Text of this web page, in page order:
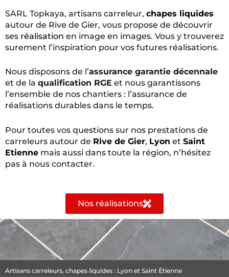
SARL Topkaya, artisans carreleur, chapes liquides
autour de Rive de Gier, vous propose de découvrir
ses réalisation en image en images. Vous y trouverez
surement l’inspiration pour vos futures réalisations.
Nous disposons de l’assurance garantie décennale
et de la qualification RGE et nous garantissons
l’ensemble de nos chantiers : l’assurance de
réalisations durables dans le temps.
Pour toutes vos questions sur nos prestations de
carreleurs autour de Rive de Gier, Lyon et Saint
Etienne mais aussi dans toute la région, n’hésitez
pas à nous contacter.
Nos réalisations
Artisans carreleurs, chapes liquides : Lyon et Saint Étienne